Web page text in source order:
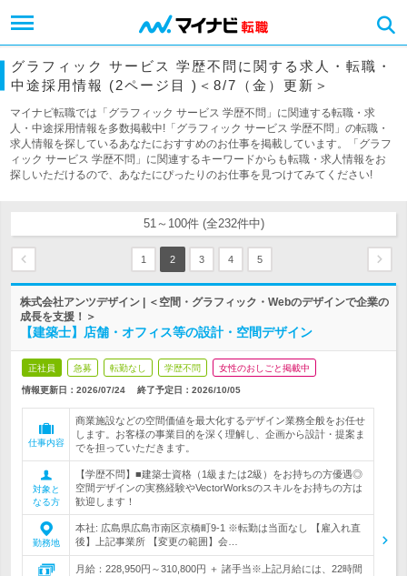
グラフィック サービス 学歴不問に関する求人・転職・
中途採用情報 (2ページ目 )＜8/7（金）更新＞
マイナビ転職では「グラフィック サービス 学歴不問」に関連する転職・求
人・中途採用情報を多数掲載中!「グラフィック サービス 学歴不問」の転職・
求人情報を探しているあなたにおすすめのお仕事を掲載しています。「グラフ
ィック サービス 学歴不問」に関連するキーワードからも転職・求人情報をお
探しいただけるので、あなたにぴったりのお仕事を見つけてみてください!
51～100件 (全232件中)
1 2 3 4 5
株式会社アンツデザイン | ＜空間・グラフィック・Webのデザインで企業の
成長を支援！＞
【建築士】店舗・オフィス等の設計・空間デザイン
正社員 急募 転勤なし 学歴不問 女性のおしごと掲載中
情報更新日：2026/07/24 終了予定日： 2026/10/05
仕事内容
商業施設などの空間価値を最大化するデザイン業務全般をお任せ
します。お客様の事業目的を深く理解し、企画から設計・提案ま
でを担っていただきます。
対象と
なる方
【学歴不問】■建築士資格（1級または2級）をお持ちの方優遇◎
空間デザインの実務経験やVectorWorksのスキルをお持ちの方は
歓迎します！
勤務地
本社: 広島県広島市南区京橋町9-1 ※転勤は当面なし 【雇入れ直
後】上記事業所 【変更の範囲】会…
月給：228,950円～310,800円 ＋ 諸手当※上記月給には、22時間